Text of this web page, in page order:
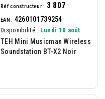
Réf constructeur : 3 807
EAN : 4260101739254
Disponibilité : Lundi 10 août
TEH Mini Musicman Wireless
Soundstation BT-X2 Noir